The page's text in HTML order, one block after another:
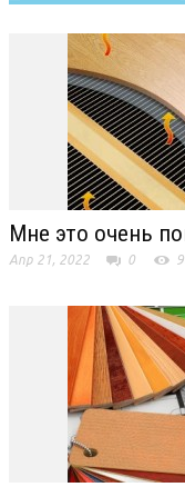
Мне это очень
Апр 21, 2022 0